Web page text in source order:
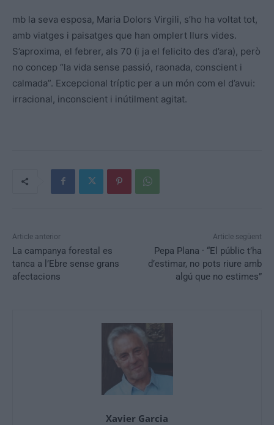
mb la seva esposa, Maria Dolors Virgili, s’ho ha voltat tot,
amb viatges i paisatges que han omplert llurs vides.
S’aproxima, el febrer, als 70 (i ja el felicito des d’ara), però
no concep “la vida sense passió, raonada, conscient i
calmada”. Excepcional tríptic per a un món com el d’avui:
irracional, inconscient i inútilment agitat.
Article anterior
La campanya forestal es
tanca a l’Ebre sense grans
afectacions
Article següent
Pepa Plana · “El públic t’ha
d’estimar, no pots riure amb
algú que no estimes”
Xavier Garcia